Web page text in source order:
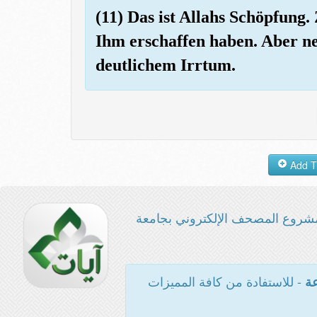
(11) Das ist Allahs
Ihm erschaffen haben. Aber
deutlichem Irrtum.
المصحف الإلكتروني بجامعة
- للاستفادة من كافة المميزات